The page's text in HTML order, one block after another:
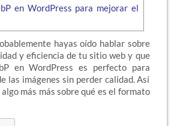
hayas oído hablar sobre
y eficiencia de tu sitio web y que
en WordPress es perfecto para
las imágenes sin perder calidad. Así
más más sobre qué es el formato